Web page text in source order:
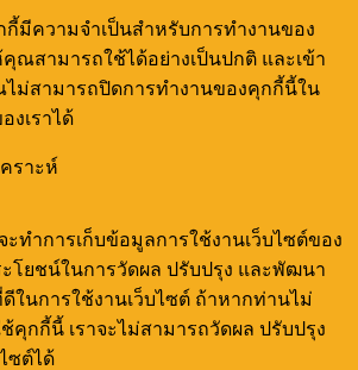
กี้มีความจำเป็นสำหรับการทำงานของ
คุณสามารถใช้ได้อย่างเป็นปกติ และเข้า
ม่สามารถปิดการทำงานของคุกกี้นี้ใน
งเราได้
ราะห์
ะทำการเก็บข้อมูลการใช้งานเว็บไซต์ของ
โยชน์ในการวัดผล ปรับปรุง และพัฒนา
ในการใช้งานเว็บไซต์ ถ้าหากท่านไม่
คุกกี้นี้ เราจะไม่สามารถวัดผล ปรับปรุง
ซต์ได้